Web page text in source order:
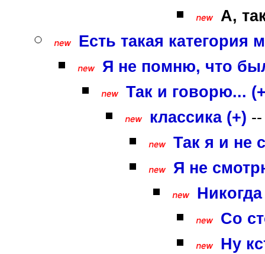
А,
Есть такая категория
Я не помню, что
Так и говорю...
классика (+)
Так я и не
Я не
Со
Ну